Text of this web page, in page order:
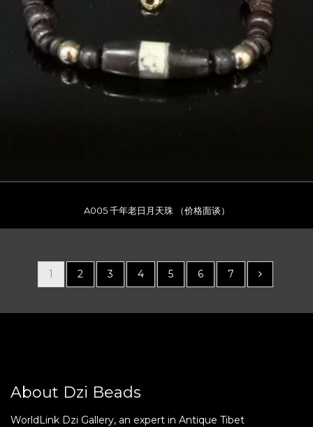
A005 千年老日月天珠 （价格面谈）
1 2 3 4 5 6 7
About Dzi Beads
WorldLink Dzi Gallery, an expert in Antique Tibet